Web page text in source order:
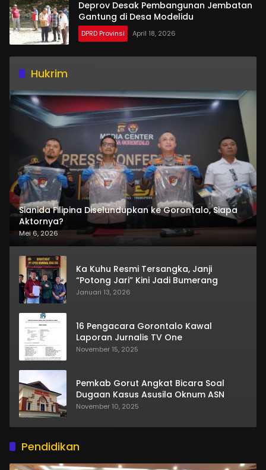
Deprov Desak Pembangunan Jembatan
Gantung di Desa Modelidu
DPRD Provinsi April 18, 2026
Hukrim
Sianida Filipina Diselundupkan ke Gorontalo, Siapa
Aktornya?
Mei 6, 2026
Ka Kuhu Resmi Tersangka, Janji
“Potong Jari” Kini Jadi Bumerang
Januari 13, 2026
16 Pengacara Gorontalo Kawal
Laporan Jurnalis TV One
November 15, 2025
Pemkab Gorut Angkat Bicara Soal
Dugaan Kasus Asusila Oknum ASN
November 10, 2025
Pendidikan